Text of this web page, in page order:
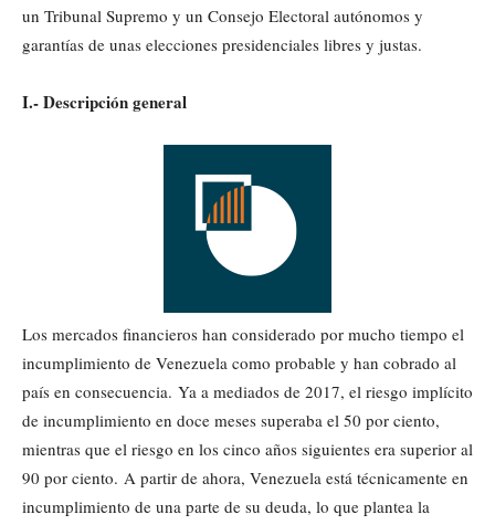
un Tribunal Supremo y un Consejo Electoral autónomos y
garantías de unas elecciones presidenciales libres y justas.
I.- Descripción general
Los mercados financieros han considerado por mucho tiempo el
incumplimiento de Venezuela como probable y han cobrado al
país en consecuencia. Ya a mediados de 2017, el riesgo implícito
de incumplimiento en doce meses superaba el 50 por ciento,
mientras que el riesgo en los cinco años siguientes era superior al
90 por ciento. A partir de ahora, Venezuela está técnicamente en
incumplimiento de una parte de su deuda, lo que plantea la